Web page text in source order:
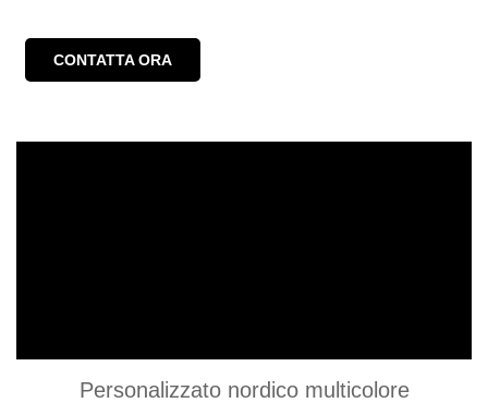
CONTATTA ORA
Personalizzato nordico multicolore